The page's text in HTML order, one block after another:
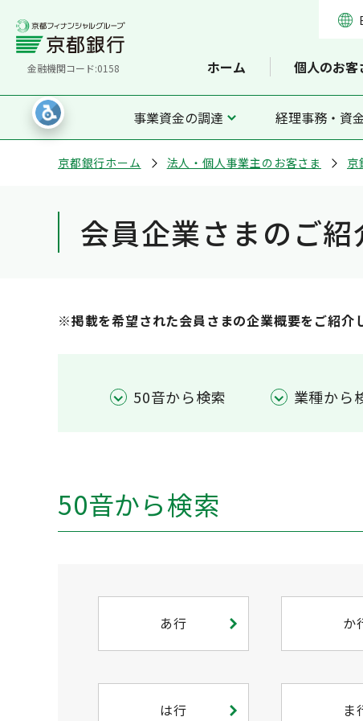
金融機関コード:0158 ホーム 個人のお客
事業資金の調達 経理事務・資
京都銀行ホーム 法人・個人事業主のお客さま 京
会員企業さまのご紹
※掲載を希望された会員さまの企業概要をご紹介
50音から検索 業種から
50音から検索
あ行 か
は行 ま